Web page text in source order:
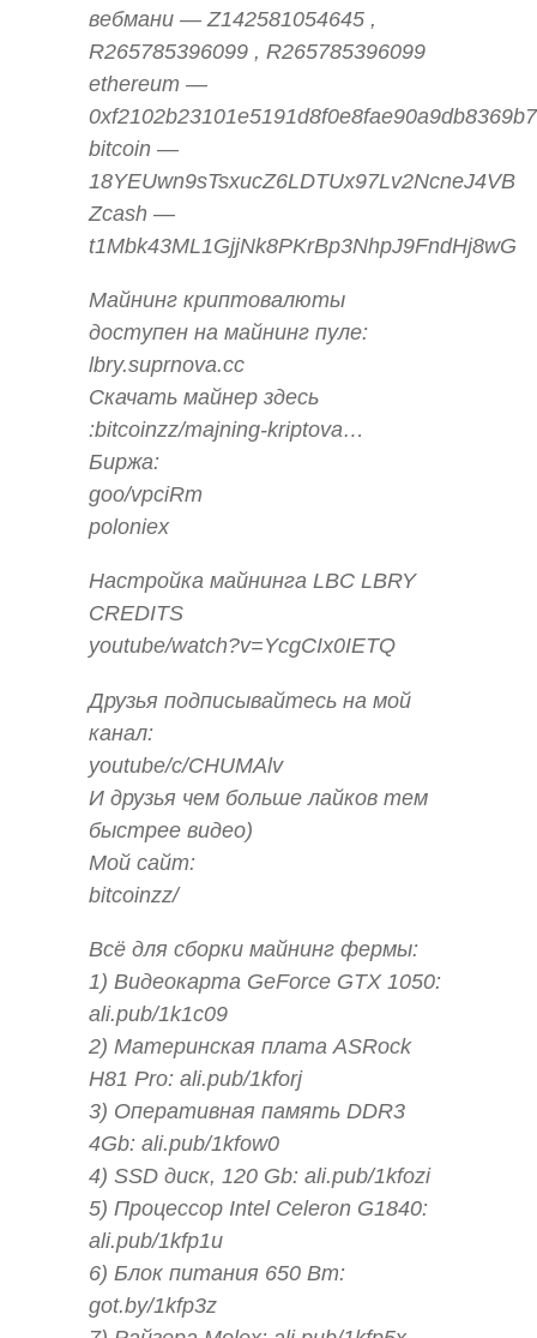
вебмани — Z142581054645 ,
R265785396099 , R265785396099
ethereum —
bitcoin —
18YEUwn9sTsxucZ6LDTUx97Lv2NcneJ4VB
Zcash —
t1Mbk43ML1GjjNk8PKrBp3NhpJ9FndHj8wG
Майнинг криптовалюты
доступен на майнинг пуле:
lbry.suprnova.cc
Скачать майнер здесь
:bitcoinzz/majning-kriptova…
Биржа:
goo/vpciRm
poloniex
Настройка майнинга LBC LBRY
CREDITS
youtube/watch?v=YcgCIx0IETQ
Друзья подписывайтесь на мой
канал:
youtube/c/CHUMAlv
И друзья чем больше лайков тем
быстрее видео)
Мой сайт:
bitcoinzz/
Всё для сборки майнинг фермы:
1) Видеокарта GeForce GTX 1050:
ali.pub/1k1c09
2) Материнская плата ASRock
H81 Pro: ali.pub/1kforj
3) Оперативная память DDR3
4Gb: ali.pub/1kfow0
4) SSD диск, 120 Gb: ali.pub/1kfozi
5) Процессор Intel Celeron G1840:
ali.pub/1kfp1u
6) Блок питания 650 Вт:
got.by/1kfp3z